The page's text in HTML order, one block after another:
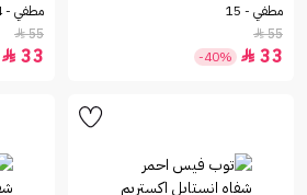
مطفي - 15
55

33

-40%
مطفي - 14
55

33
